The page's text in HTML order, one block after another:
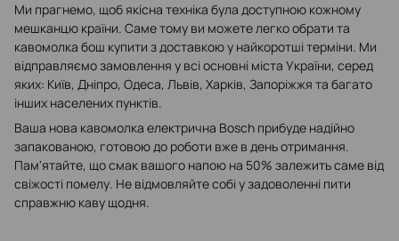
Ми прагнемо, щоб якісна техніка була доступною кожному
мешканцю країни. Саме тому ви можете легко обрати та
кавомолка бош купити з доставкою у найкоротші терміни. Ми
відправляємо замовлення у всі основні міста України, серед
яких: Київ, Дніпро, Одеса, Львів, Харків, Запоріжжя та багато
інших населених пунктів.
Ваша нова кавомолка електрична Bosch прибуде надійно
запакованою, готовою до роботи вже в день отримання.
Пам'ятайте, що смак вашого напою на 50% залежить саме від
свіжості помелу. Не відмовляйте собі у задоволенні пити
справжню каву щодня.